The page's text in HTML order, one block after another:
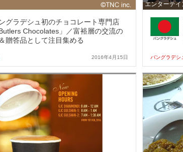
グラデシュ初のチョコレート専門店
Butlers Chocolates」／富裕層の交流の
贈答品として注目集める
2016年4月15日
エンターテ
バングラデシ